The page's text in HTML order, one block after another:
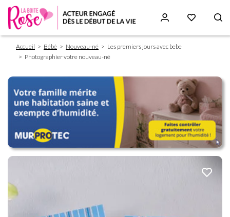
Fil
d'Ariane
Accueil Bébé Nouveau-né
Les premiers jours avec bebe
Photographier votre nouveau-né